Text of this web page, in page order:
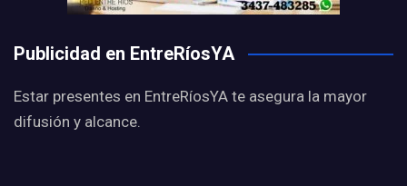
Publicidad en EntreRíosYA
Estar presentes en EntreRíosYA te asegura la mayor
difusión y alcance.